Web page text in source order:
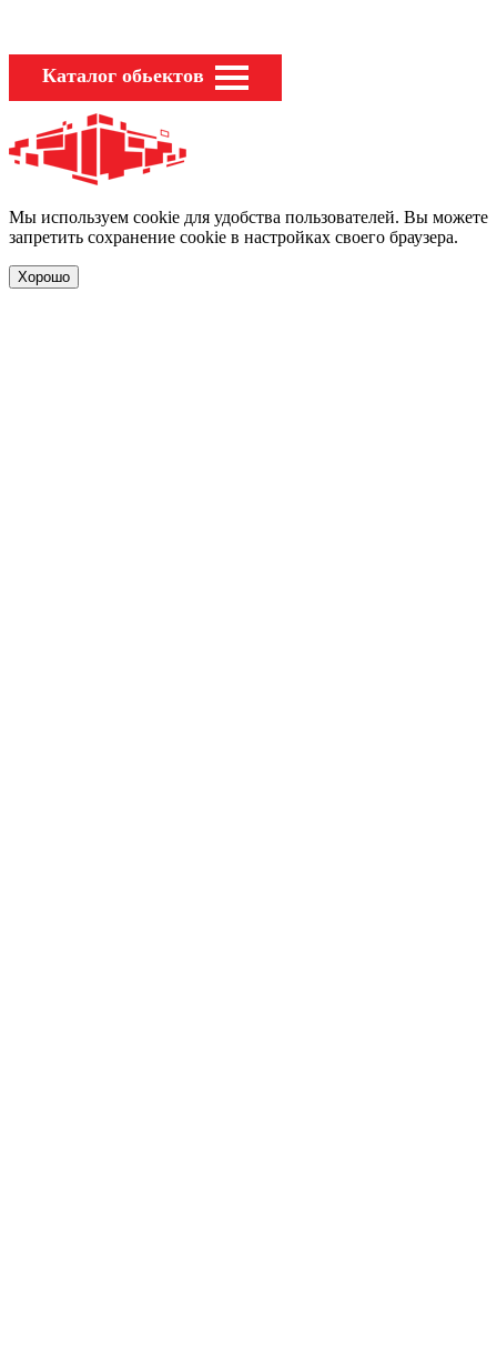
Каталог обьектов
Мы используем cookie для удобства пользователей. Вы можете
запретить сохранение cookie в настройках своего браузера.
Хорошо